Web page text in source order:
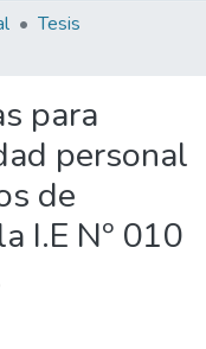
Tesis
para
personal
de
I.E Nº 010